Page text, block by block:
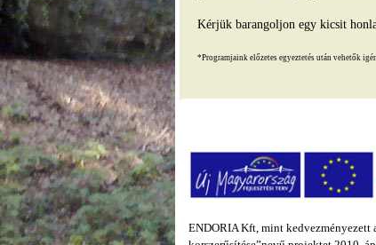
Kérjük barangoljon egy kicsit
*Programjaink előzetes egyeztetés után vehetők
ENDORIA Kft, mint kedvezményezett